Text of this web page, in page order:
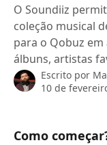
O Soundiiz
coleção musical
para o Qobuz
álbuns, artistas
Escrito por
10 de
Como